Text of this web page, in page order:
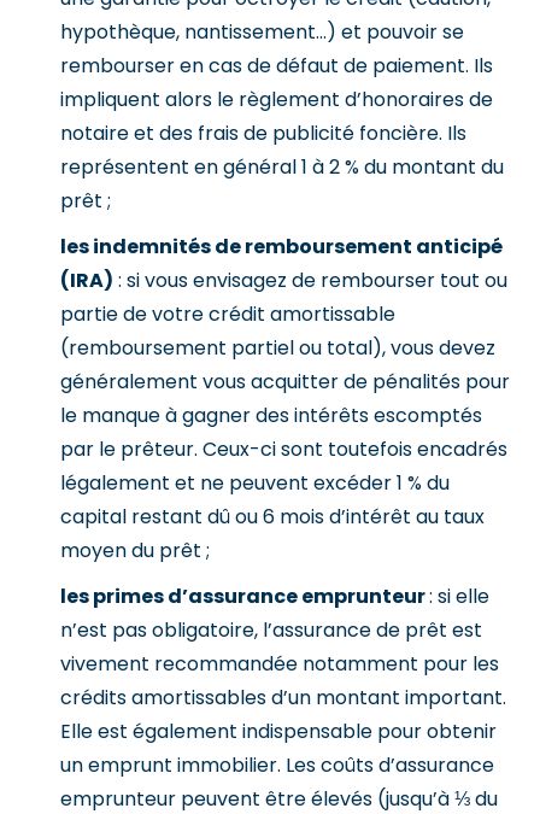
hypothèque, nantissement…) et pouvoir se
rembourser en cas de défaut de paiement. Ils
impliquent alors le règlement d’honoraires de
notaire et des frais de publicité foncière. Ils
représentent en général 1 à 2 % du montant du
prêt ;
les indemnités de remboursement anticipé
(IRA) : si vous envisagez de rembourser tout ou
partie de votre crédit amortissable
(remboursement partiel ou total), vous devez
généralement vous acquitter de pénalités pour
le manque à gagner des intérêts escomptés
par le prêteur. Ceux-ci sont toutefois encadrés
légalement et ne peuvent excéder 1 % du
capital restant dû ou 6 mois d’intérêt au taux
moyen du prêt ;
les primes d’assurance emprunteur: si elle
n’est pas obligatoire, l’assurance de prêt est
vivement recommandée notamment pour les
crédits amortissables d’un montant important.
Elle est également indispensable pour obtenir
un emprunt immobilier. Les coûts d’assurance
emprunteur peuvent être élevés (jusqu’à ⅓ du